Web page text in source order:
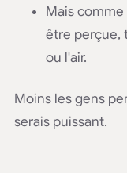
Mais comme
être perçue,
ou l'air.
Moins les gens
serais puissant.